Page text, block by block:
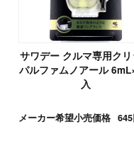
サワデー クルマ専用ク
パルファムノアール
入
メーカー希望小売価格